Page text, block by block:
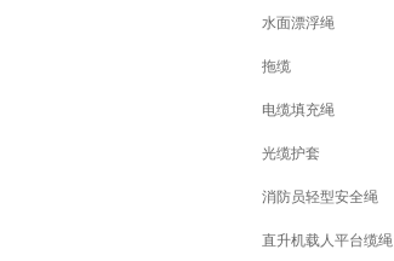
水面漂浮绳
拖缆
电缆填充绳
光缆护套
消防员轻型安全绳
直升机载人平台缆绳